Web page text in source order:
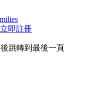
立即註冊
跳轉到最後一頁